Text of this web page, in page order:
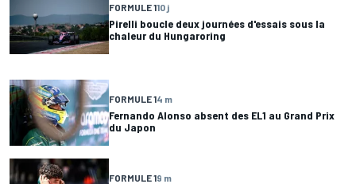
FORMULE 110 j
Pirelli boucle deux journées d'essais sous la
chaleur du Hungaroring
FORMULE 14 m
Fernando Alonso absent des EL1 au Grand Prix
du Japon
FORMULE 19 m